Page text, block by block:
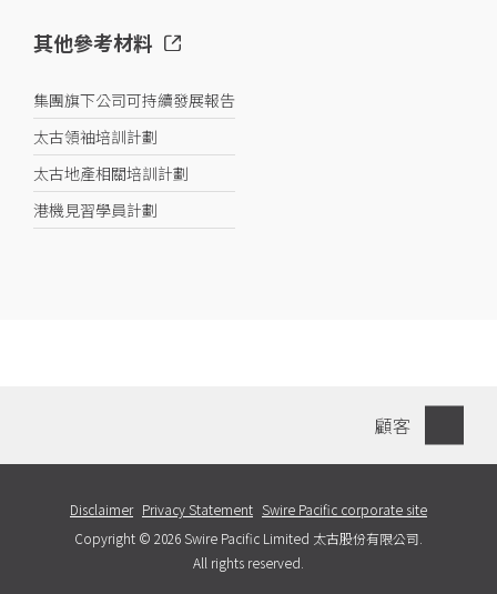
其他參考材料
集團旗下公司可持續發展報告
太古領袖培訓計劃
太古地產相關培訓計劃
港機見習學員計劃
顧客
Disclaimer Privacy Statement Swire Pacific corporate site
Copyright © 2026 Swire Pacific Limited 太古股份有限公司.
All rights reserved.